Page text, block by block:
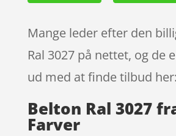
Mange leder efter den
Ral 3027 på nettet, og de
ud med at finde tilbud her:
Belton Ral 3027
Farver